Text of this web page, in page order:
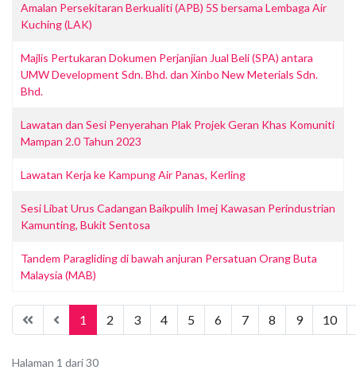
Amalan Persekitaran Berkualiti (APB) 5S bersama Lembaga Air
Kuching (LAK)
Majlis Pertukaran Dokumen Perjanjian Jual Beli (SPA) antara
UMW Development Sdn. Bhd. dan Xinbo New Meterials Sdn.
Bhd.
Lawatan dan Sesi Penyerahan Plak Projek Geran Khas Komuniti
Mampan 2.0 Tahun 2023
Lawatan Kerja ke Kampung Air Panas, Kerling
Sesi Libat Urus Cadangan Baikpulih Imej Kawasan Perindustrian
Kamunting, Bukit Sentosa
Tandem Paragliding di bawah anjuran Persatuan Orang Buta
Malaysia (MAB)
1 2 3 4 5 6 7 8 9 10
Halaman 1 dari 30